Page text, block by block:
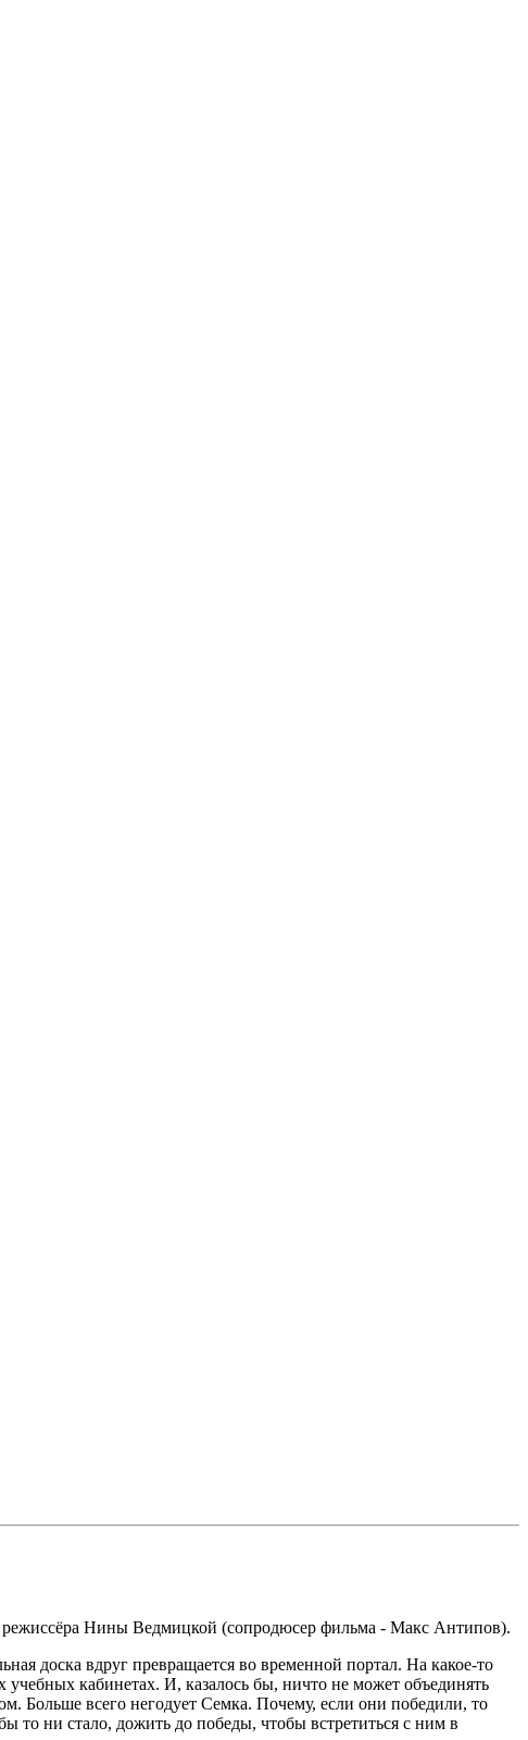
режиссёра Нины Ведмицкой (сопродюсер фильма - Макс Антипов).
доска вдруг превращается во временной портал. На какое-то
кабинетах. И, казалось бы, ничто не может объединять
Больше всего негодует Семка. Почему, если они победили, то
то ни стало, дожить до победы, чтобы встретиться с ним в